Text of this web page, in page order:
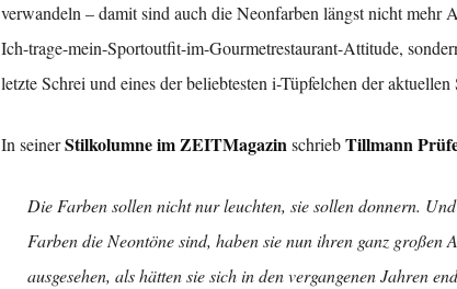
verwandeln – damit sind auch die Neonfarben längst nicht mehr
Ich-trage-mein-Sportoutfit-im-Gourmetrestaurant-Attitude,
letzte Schrei und eines der beliebtesten i-Tüpfelchen der aktuellen
In seinerStilkolumne im ZEITMagazinschriebTillmann
Die Farben sollen nicht nur leuchten, sie sollen donnern.
Farben die Neontöne sind, haben sie nun ihren ganz großen
ausgesehen, als hätten sie sich in den vergangenen Jahren